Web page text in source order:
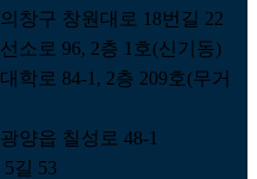
창구 창원대로 18번길 22
소로 96, 2층 1호(신기동)
학로 84-1, 2층 209호(무거
양읍 칠성로 48-1
길 53